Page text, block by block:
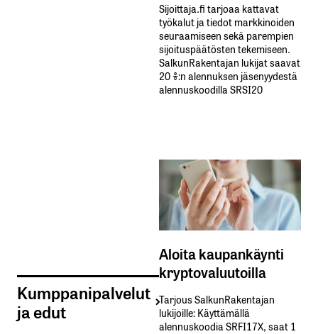
Kumppanipalvelut
ja edut
Sijoittaja.fi tarjoaa kattavat
työkalut ja tiedot markkinoiden
seuraamiseen sekä parempien
sijoituspäätösten tekemiseen.
SalkunRakentajan lukijat saavat
20 %:n alennuksen jäsenyydestä
alennuskoodilla SRSI20
Aloita kaupankäynti
kryptovaluutoilla
Tarjous SalkunRakentajan
lukijoille: Käyttämällä​ ​
alennuskoodia​ ​SRFI17X,​ ​saat​ ​1